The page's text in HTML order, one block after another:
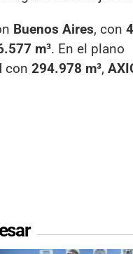
Buenos Aires, con
m³. En el plano
con 294.978 m³,